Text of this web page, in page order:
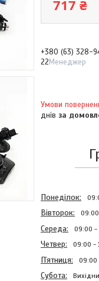
717 ₴
+380 (63) 328-
22Менеджер
днів за
Понеділок
Вівторок 09:00
Середа 09:00
Четвер 09:00
Пʼятниця 09:00
Субота